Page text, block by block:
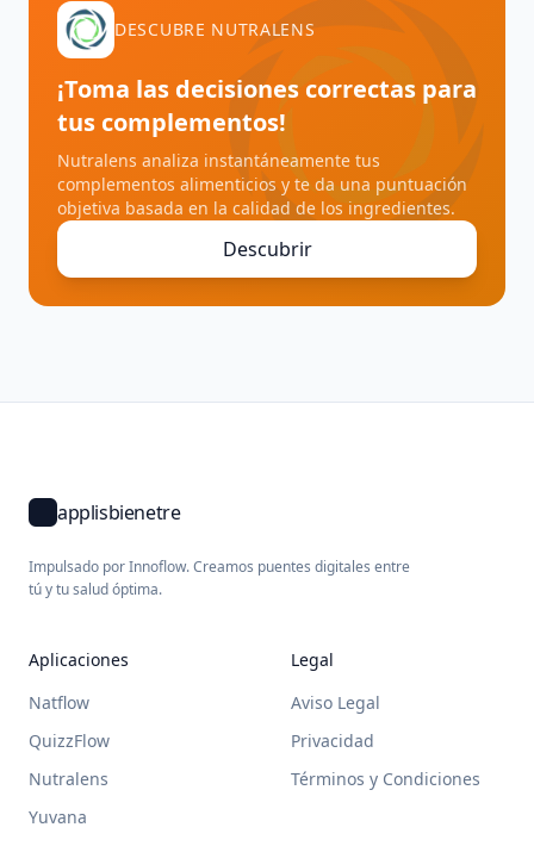
DESCUBRE NUTRALENS
¡Toma las decisiones correctas para
tus complementos!
Nutralens analiza instantáneamente tus
complementos alimenticios y te da una puntuación
objetiva basada en la calidad de los ingredientes.
Descubrir
applisbienetre
Impulsado por Innoflow. Creamos puentes digitales entre
tú y tu salud óptima.
Aplicaciones
Natflow
QuizzFlow
Nutralens
Yuvana
Legal
Aviso Legal
Privacidad
Términos y Condiciones